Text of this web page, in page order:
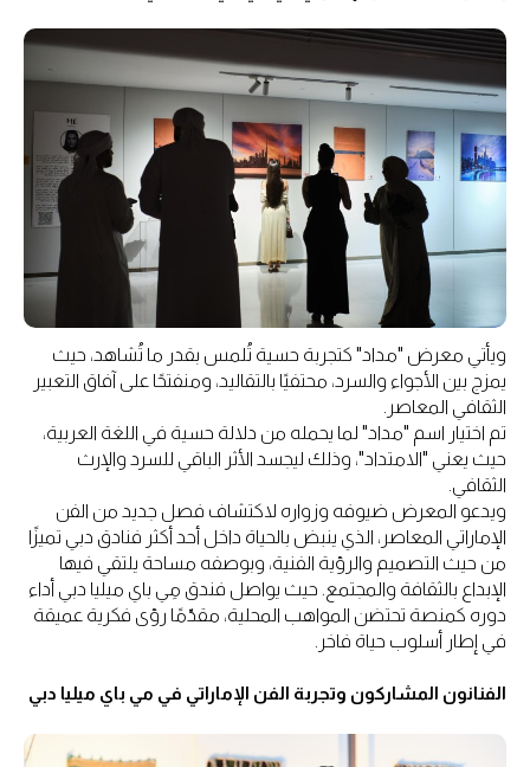
ويأتي معرض "مداد" كتجربة حسية تُلمس بقدر ما تُشاهد، حيث
يمزج بين الأجواء والسرد، محتفيًا بالتقاليد، ومنفتحًا على آفاق التعبير
الثقافي المعاصر.
تم اختيار اسم "مداد" لما يحمله من دلالة حسية في اللغة العربية،
حيث يعني "الامتداد"، وذلك ليجسد الأثر الباقي للسرد والإرث
الثقافي.
ويدعو المعرض ضيوفه وزواره لاكتشاف فصل جديد من الفن
الإماراتي المعاصر، الذي ينبض بالحياة داخل أحد أكثر فنادق دبي تميزًا
من حيث التصميم والرؤية الفنية، وبوصفه مساحة يلتقي فيها
الإبداع بالثقافة والمجتمع. حيث يواصل فندق مِي باي ميليا دبي أداء
دوره كمنصة تحتضن المواهب المحلية، مقدّمًا رؤى فكرية عميقة
في إطار أسلوب حياة فاخر.
الفنانون المشاركون وتجربة الفن الإماراتي في مي باي ميليا دبي